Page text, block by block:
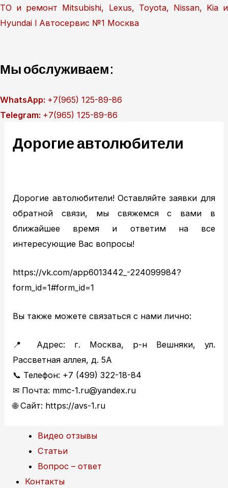
Перейти
к
ТО и ремонт Mitsubishi, Lexus, Toyota, Nissan, Kia и
Hyundai l Автосервис №1 Москва
Мы обслуживаем:
WhatsApp: +7(965) 125-89-86
Telegram: +7(965) 125-89-86
Техобслуживание
NISSAN диагностика
NISSAN ремонт
MAZDA диагностика
Кузовной ремонт
Кузовной ремонт
Полировка кузова
Покраска
Полезное
Видео отзывы
Статьи
Вопрос – ответ
Контакты
Дорогие автолюбители
Дорогие автолюбители! Оставляйте заявки для
обратной связи, мы свяжемся с вами в
ближайшее время и ответим на все
интересующие Вас вопросы!
https://vk.com/app6013442_-224099984?
form_id=1#form_id=1
Вы также можете связаться с нами лично:
📍 Адрес: г. Москва, р-н Вешняки, ул.
Рассветная аллея, д. 5А
📞 Телефон: +7 (499) 322-18-84
✉ Почта: mmc-1.ru@yandex.ru
🌐 Сайт: https://avs-1.ru